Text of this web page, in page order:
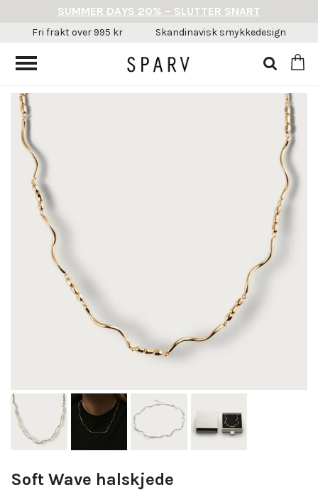
Soft Wave halskjede
SUMMER DAYS 20% – SLUTTER SNART
Fri frakt over 995 kr Skandinavisk smykkedesign